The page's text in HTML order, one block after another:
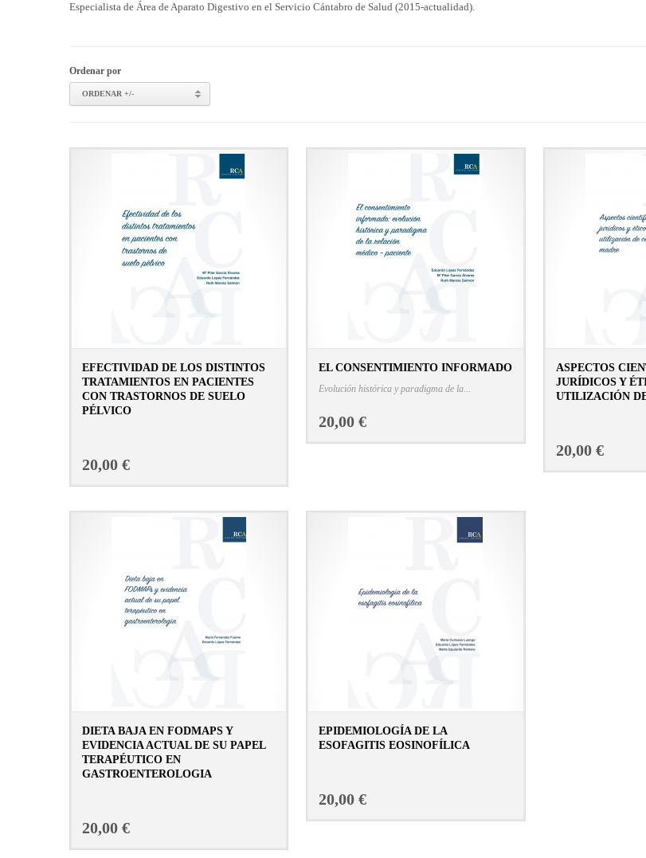
Especialista de Área de Aparato Digestivo en el Servicio Cántabro de Salud (2015-actualidad).
Ordenar por
ORDENAR +/-
EFECTIVIDAD DE LOS DISTINTOS
TRATAMIENTOS EN PACIENTES
CON TRASTORNOS DE SUELO
PÉLVICO
20,00 €
EL CONSENTIMIENTO INFORMADO
Evolución histórica y paradigma de la...
20,00 €
ASPECTOS
JURÍDICOS Y
UTILIZACIÓN
20,00 €
DIETA BAJA EN FODMAPS Y
EVIDENCIA ACTUAL DE SU PAPEL
TERAPÉUTICO EN
GASTROENTEROLOGIA
20,00 €
EPIDEMIOLOGÍA DE LA
ESOFAGITIS EOSINOFÍLICA
20,00 €